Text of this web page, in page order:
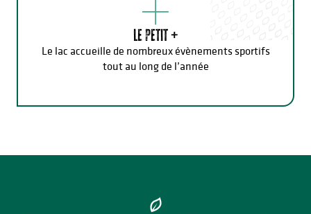
Le petit +
Le lac accueille de nombreux évènements sportifs
tout au long de l’année